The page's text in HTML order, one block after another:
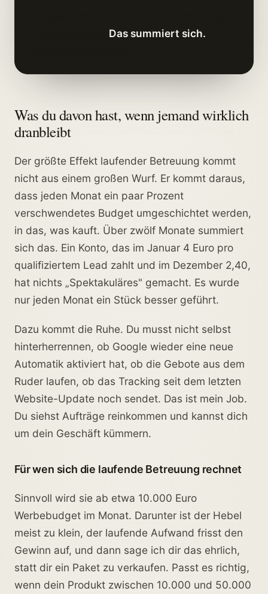
Das summiert sich.
Was du davon hast, wenn jemand wirklich
dranbleibt
Der größte Effekt laufender Betreuung kommt
nicht aus einem großen Wurf. Er kommt daraus,
dass jeden Monat ein paar Prozent
verschwendetes Budget umgeschichtet werden,
in das, was kauft. Über zwölf Monate summiert
sich das. Ein Konto, das im Januar 4 Euro pro
qualifiziertem Lead zahlt und im Dezember 2,40,
hat nichts „Spektakuläres" gemacht. Es wurde
nur jeden Monat ein Stück besser geführt.
Dazu kommt die Ruhe. Du musst nicht selbst
hinterherrennen, ob Google wieder eine neue
Automatik aktiviert hat, ob die Gebote aus dem
Ruder laufen, ob das Tracking seit dem letzten
Website-Update noch sendet. Das ist mein Job.
Du siehst Aufträge reinkommen und kannst dich
um dein Geschäft kümmern.
Für wen sich die laufende Betreuung rechnet
Sinnvoll wird sie ab etwa 10.000 Euro
Werbebudget im Monat. Darunter ist der Hebel
meist zu klein, der laufende Aufwand frisst den
Gewinn auf, und dann sage ich dir das ehrlich,
statt dir ein Paket zu verkaufen. Passt es richtig,
wenn dein Produkt zwischen 10.000 und 50.000